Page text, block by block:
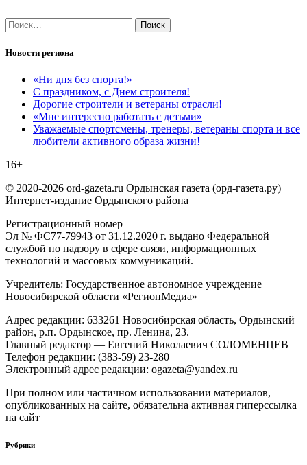
Найти:
Новости региона
«Ни дня без спорта!»
С праздником, с Днем строителя!
Дорогие строители и ветераны отрасли!
«Мне интересно работать с детьми»
Уважаемые спортсмены, тренеры, ветераны спорта и все
любители активного образа жизни!
16+
© 2020-2026 ord-gazeta.ru Ордынская газета (орд-газета.ру)
Интернет-издание Ордынского района
Регистрационный номер
Эл № ФС77-79943 от 31.12.2020 г. выдано Федеральной
службой по надзору в сфере связи, информационных
технологий и массовых коммуникаций.
Учредитель: Государственное автономное учреждение
Новосибирской области «РегионМедиа»
Адрес редакции: 633261 Новосибирская область, Ордынский
район, р.п. Ордынское, пр. Ленина, 23.
Главный редактор — Евгений Николаевич СОЛОМЕНЦЕВ
Телефон редакции: (383-59) 23-280
Электронный адрес редакции: ogazeta@yandex.ru
При полном или частичном использовании материалов,
опубликованных на сайте, обязательна активная гиперссылка
на сайт
Рубрики